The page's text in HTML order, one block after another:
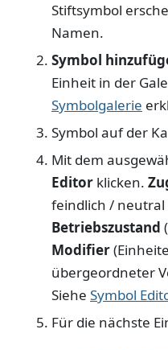
Stiftsymbol
Namen.
Symbol
Einheit in der
Symbolgalerie
Symbol auf der
Mit dem
Editor klicken.
feindlich /
Betriebszustand
Modifier
übergeordneter
Siehe Symbol
Für die nächste